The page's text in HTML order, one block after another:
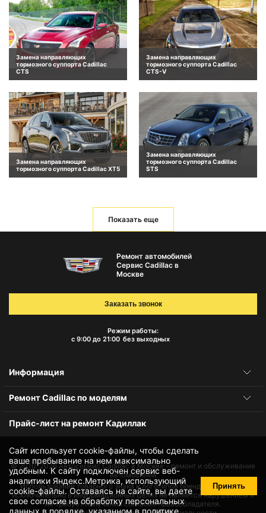
Замена направляющих
тормозного суппорта Cadillac
CTS
Замена направляющих
тормозного суппорта Cadillac
CTS-V
Замена направляющих
тормозного суппорта Cadillac XT5
Замена направляющих
тормозного суппорта Cadillac
STS
Показать еще
Сайт использует cookie-файлы, чтобы сделать
ваше пребывание на нем максимально
удобным. К cайту подключен сервис веб-
аналитики Яндекс.Метрика, использующий
cookie-файлы. Оставаясь на сайте, вы даете
своесогласие на обработку персональных
данных в порядке, указанном в политике
Принять
Ремонт автомобилей
Сервис Cadillac в
Москве
Режим работы:
с 9:00 до 21:00 без выходных
Заказать звонок
Информация
Ремонт Cadillac по моделям
Прайс-лист на ремонт Кадиллак
© 2010-2026Автосервис Cadillac в Москве – ремонт и обслуживание
автомобилей
Использование товарного знака и логотипов бренда происходит
исключительно в информационных целях не является нарушением и
не требует получения согласия правообладателя.